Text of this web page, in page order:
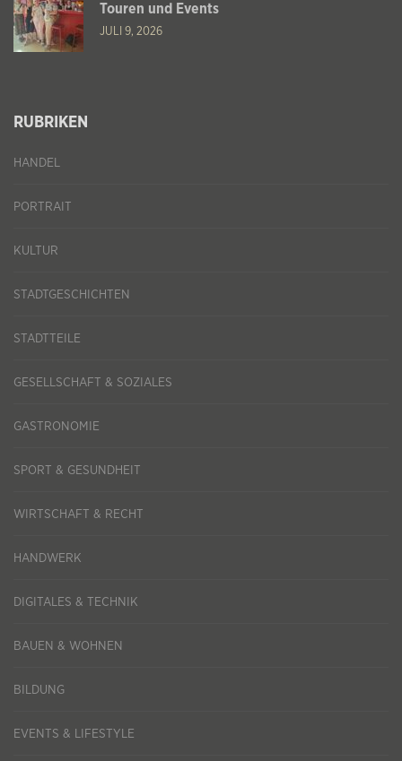
Touren und Events
JULI 9, 2026
RUBRIKEN
HANDEL
PORTRAIT
KULTUR
STADTGESCHICHTEN
STADTTEILE
GESELLSCHAFT & SOZIALES
GASTRONOMIE
SPORT & GESUNDHEIT
WIRTSCHAFT & RECHT
HANDWERK
DIGITALES & TECHNIK
BAUEN & WOHNEN
BILDUNG
EVENTS & LIFESTYLE